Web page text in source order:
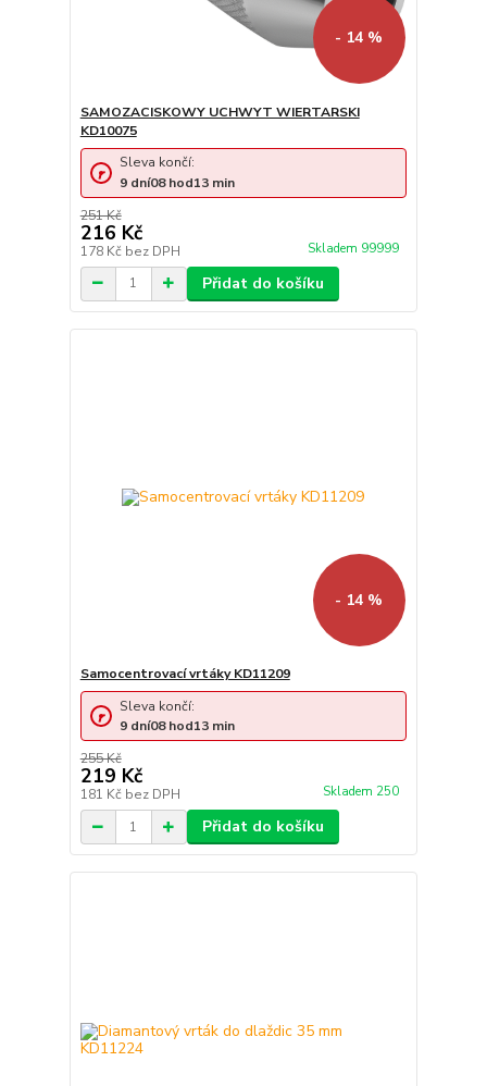
- 14 %
SAMOZACISKOWY UCHWYT WIERTARSKI
KD10075
251 Kč
216 Kč
178 Kč bez DPH Skladem 99999
Sleva končí:
9 dní08hod13 min
Přidat do košíku
- 14 %
Samocentrovací vrtáky KD11209
255 Kč
219 Kč
181 Kč bez DPH Skladem 250
Sleva končí:
9 dní08hod13 min
Přidat do košíku